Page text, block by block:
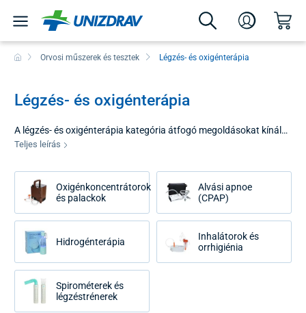
Orvosi műszerek és tesztek Légzés- és oxigénterápia
Légzés- és oxigénterápia
A légzés- és oxigénterápia kategória átfogó megoldásokat kínál
mindazok számára, akik akut vagy krónikus légzőszervi
felbecsülhetetlen értékű az allergiások, asztmások, légzőszervi
betegségekből lábadozók számára, de az idősek számára is a
testük általános megerősítéséhez, vagy az aktív sportolók
számára az izomregeneráció felgyorsításához. Akár egy
kézitáskába való hordozható inhalátorra, akár egy otthoni
használatra szánt nagy teljesítményű koncentrátorra van
szüksége, a modern légzés- és oxigénterápia lehetővé teszi, hogy
korlátozások nélkül átvegye az irányítást a légzése felett.
Teljes leírás
Oxigénkoncentrátorok
és palackok
Alvási apnoe
(CPAP)
Hidrogénterápia
Inhalátorok és
orrhigiénia
Spirométerek és
légzéstrénerek